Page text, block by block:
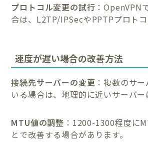
プロトコル変更の試行 ：OpenVPN
合は、L2TP/IPSecやPPTPプロトコ
速度が遅い場合の改善方法
接続先サーバーの変更 ：複数のサ
いる場合は、地理的に近いサーバー
MTU値の調整 ：1200-1300程度に
とで改善する場合があります。